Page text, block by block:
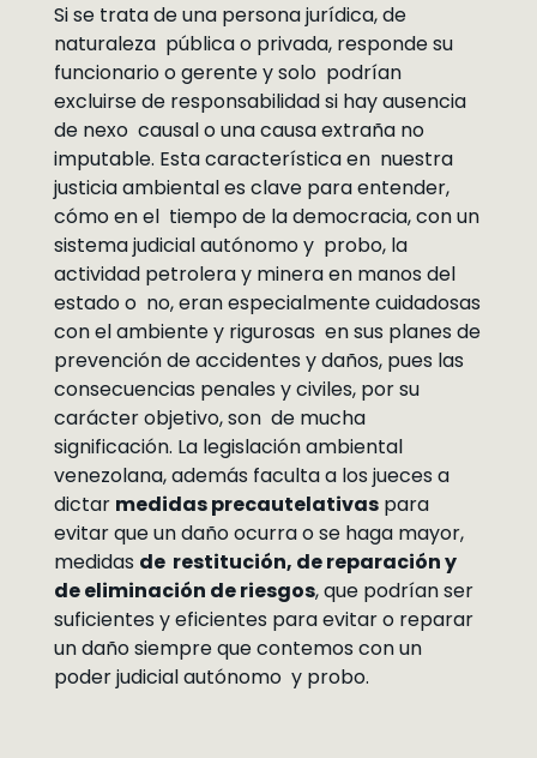
Si se trata de una persona jurídica, de
naturaleza pública o privada, responde su
funcionario o gerente y solo podrían
excluirse de responsabilidad si hay ausencia
de nexo causal o una causa extraña no
imputable. Esta característica en nuestra
justicia ambiental es clave para entender,
cómo en el tiempo de la democracia, con un
sistema judicial autónomo y probo, la
actividad petrolera y minera en manos del
estado o no, eran especialmente cuidadosas
con el ambiente y rigurosas en sus planes de
prevención de accidentes y daños, pues las
consecuencias penales y civiles, por su
carácter objetivo, son de mucha
significación. La legislación ambiental
venezolana, además faculta a los jueces a
dictar medidas precautelativaspara
evitar que un daño ocurra o se haga mayor,
medidas de restitución, de reparación y
de eliminación de riesgos, que podrían ser
suficientes y eficientes para evitar o reparar
un daño siempre que contemos con un
poder judicial autónomo y probo.